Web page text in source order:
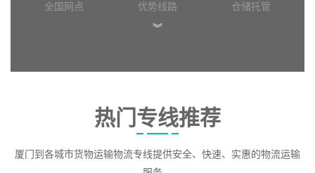
全国网点 优势线路
仓储托管
︾
热门专线推荐
厦门到各城市货物运输物流专线提供安全、快速、实惠的物流运输